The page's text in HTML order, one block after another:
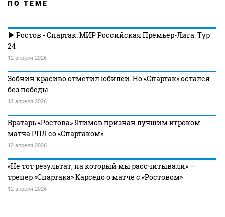
ПО ТЕМЕ
Ростов - Спартак. МИР Российская Премьер-Лига. Тур
24
12 апреля 2026
Зобнин красиво отметил юбилей. Но «Спартак» остался
без победы
12 апреля 2026
Вратарь «Ростова» Ятимов признан лучшим игроком
матча РПЛ со «Спартаком»
12 апреля 2026
«Не тот результат, на который мы рассчитывали» —
тренер «Спартака» Карседо о матче с «Ростовом»
12 апреля 2026